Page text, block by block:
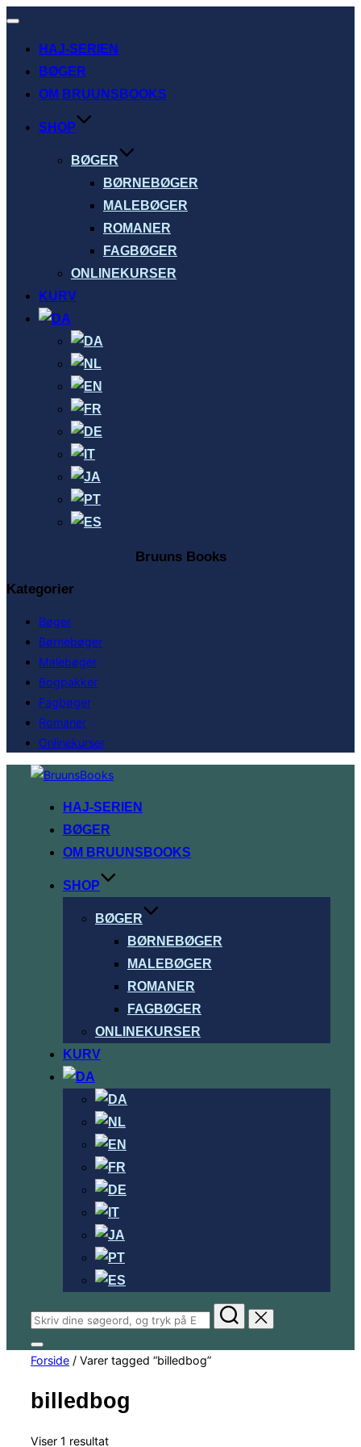
Slå
til/fraHAJ-SERIEN
BØGER
OM BRUUNSBOOKS
SHOP
BØGER
BØRNEBØGER
MALEBØGER
ROMANER
FAGBØGER
ONLINEKURSER
KURV
Bruuns Books
Kategorier
Bøger
Børnebøger
Malebøger
Bogpakker
Fagbøger
Romaner
Onlinekurser
Videre
HAJ-SERIEN
BØGER
OM BRUUNSBOOKS
SHOP
BØGER
BØRNEBØGER
MALEBØGER
ROMANER
FAGBØGER
ONLINEKURSER
KURV
Søg
efter:
Slå
navigation
sidekolonne
til/fra
Forside / Varer tagged “billedbog”
billedbog
Viser 1 resultat